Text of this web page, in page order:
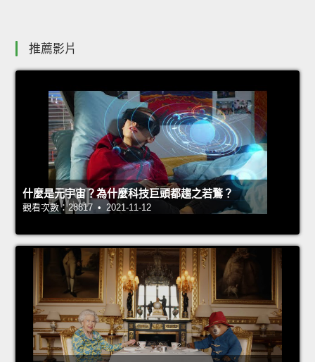
推薦影片
什麼是元宇宙？為什麼科技巨頭都趨之若鶩？
觀看次數：28817 • 2021-11-12